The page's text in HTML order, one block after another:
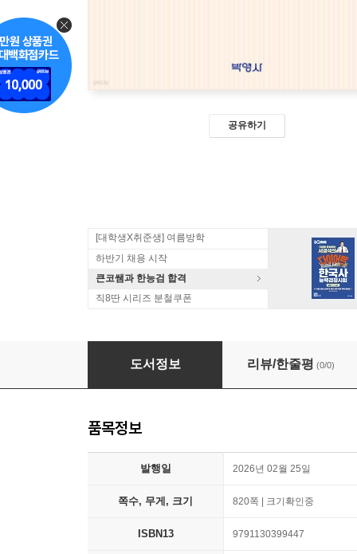
공유하기
[대학생X취준생] 여름방학
하반기 채용 시작
큰코쌤과 한능검 합격
직8딴 시리즈 분철쿠폰
2026 사례 형사소송법 & 못 들어본 강의
도서정보 리뷰/한줄평 (0/0)
품목정보
발행일 2026년 02월 25일
쪽수, 무게, 크기 820쪽 | 크기확인중
ISBN13 9791130399447